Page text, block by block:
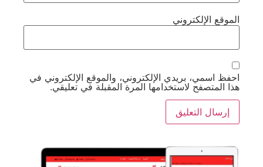
الموقع الإلكتروني
احفظ اسمي، بريدي الإلكتروني، والموقع الإلكتروني في
هذا المتصفح لاستخدامها المرة المقبلة في تعليقي.